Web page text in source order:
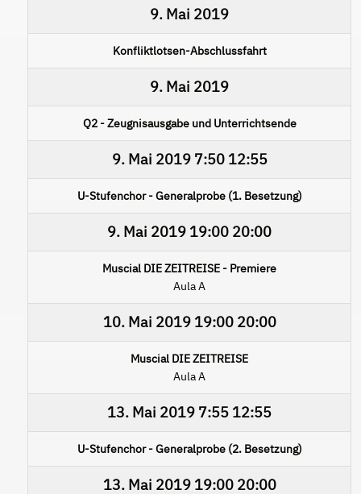
9. Mai 2019
Konfliktlotsen-Abschlussfahrt
9. Mai 2019
Q2 - Zeugnisausgabe und Unterrichtsende
9. Mai 20197:50 12:55
U-Stufenchor - Generalprobe (1. Besetzung)
9. Mai 2019 19:00 20:00
Muscial DIE ZEITREISE - Premiere
Aula A
10. Mai 201919:00 20:00
Muscial DIE ZEITREISE
Aula A
13. Mai 2019 7:55 12:55
U-Stufenchor - Generalprobe (2. Besetzung)
13. Mai 201919:00 20:00